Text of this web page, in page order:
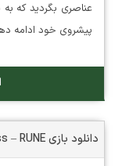
عناصری بگردید که
پیشروی خود ادامه
دانلود بازی Surviving the Abyss – RUNE برای کامپیوتر